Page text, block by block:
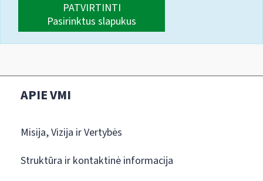
PATVIRTINTI
Pasirinktus slapukus
APIE VMI
Misija, Vizija ir Vertybės
Struktūra ir kontaktinė informacija